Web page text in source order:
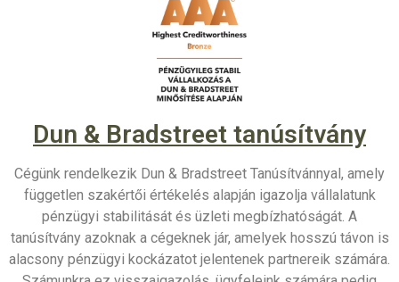
Dun & Bradstreet tanúsítvány
Cégünk rendelkezik Dun & Bradstreet Tanúsítvánnyal, amely
független szakértői értékelés alapján igazolja vállalatunk
pénzügyi stabilitását és üzleti megbízhatóságát. A
tanúsítvány azoknak a cégeknek jár, amelyek hosszú távon is
alacsony pénzügyi kockázatot jelentenek partnereik számára.